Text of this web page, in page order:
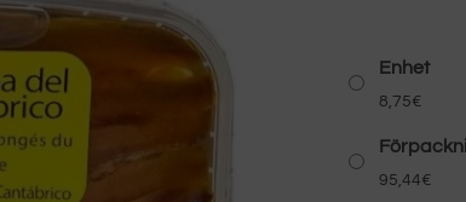
Enhet
8,75€
95,44€